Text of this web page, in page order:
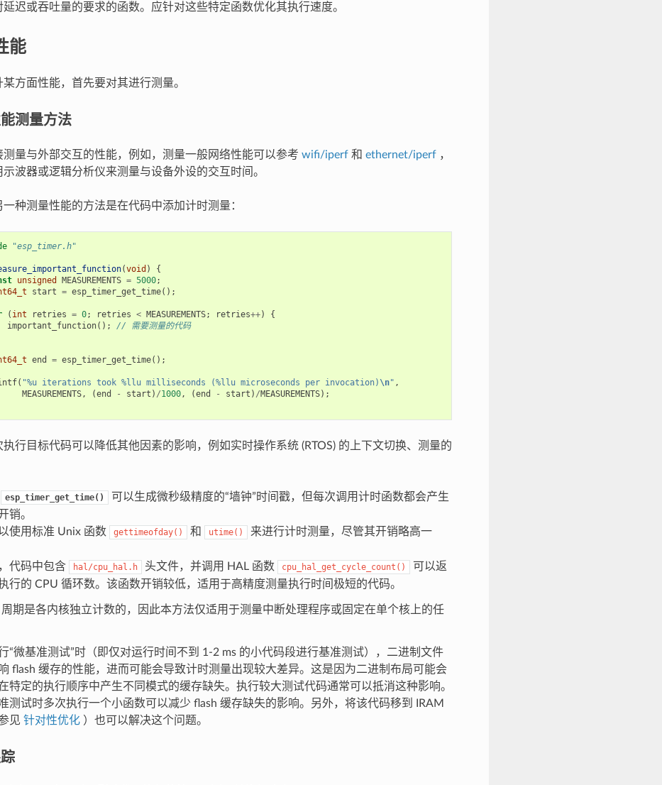
延迟或吞吐量的要求的函数。应针对这些特定函数优化其执行速度。
能
方面性能，首先要对其进行测量。
测量方法
测量与外部交互的性能，例如，测量一般网络性能可以参考 wifi/iperf和 ethernet/iperf，
示波器或逻辑分析仪来测量与设备外设的交互时间。
一种测量性能的方法是在代码中添加计时测量：
"esp_timer.h"
(void )
{
unsigned MEASUREMENTS = 5000;
start = esp_timer_get_time();
( int retries = 0; retries < MEASUREMENTS; retries++)
{
important_function();
// 需要测量的代码
end = esp_timer_get_time();
( "%u iterations took %llu milliseconds (%llu microseconds per invocation) \n" ,
MEASUREMENTS, (end - start ) /1000, (end - start ) /MEASUREMENTS);
执行目标代码可以降低其他因素的影响，例如实时操作系统 (RTOS) 的上下文切换、测量的
esp_timer_get_time()
可以生成微秒级精度的“墙钟”时间戳，但每次调用计时函数都会产生
销。
使用标准 Unix 函数
gettimeofday() 和 utime()
来进行计时测量，尽管其开销略高一
代码中包含
hal/cpu_hal.h 头文件，并调用 HAL 函数 cpu_hal_get_cycle_count()
可以返
行的 CPU 循环数。该函数开销较低，适用于高精度测量执行时间极短的代码。
期是各内核独立计数的，因此本方法仅适用于测量中断处理程序或固定在单个核上的任
“微基准测试”时（即仅对运行时间不到 1-2 ms 的小代码段进行基准测试），二进制文件
flash 缓存的性能，进而可能会导致计时测量出现较大差异。这是因为二进制布局可能会
特定的执行顺序中产生不同模式的缓存缺失。执行较大测试代码通常可以抵消这种影响。
测试时多次执行一个小函数可以减少 flash 缓存缺失的影响。另外，将该代码移到 IRAM
见 针对性优化）也可以解决这个问题。